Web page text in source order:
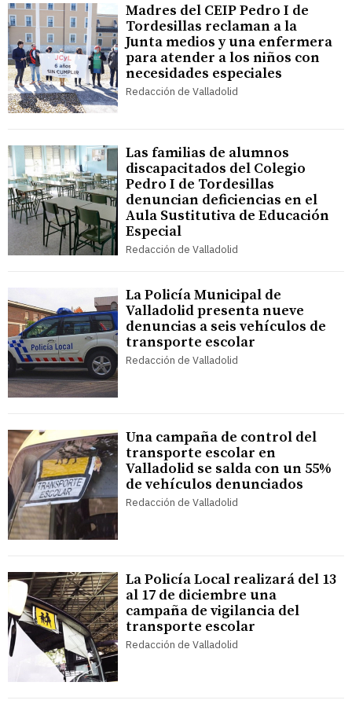
Madres del CEIP Pedro I de
Tordesillas reclaman a la
Junta medios y una enfermera
para atender a los niños con
necesidades especiales
Redacción de Valladolid
Las familias de alumnos
discapacitados del Colegio
Pedro I de Tordesillas
denuncian deficiencias en el
Aula Sustitutiva de Educación
Especial
Redacción de Valladolid
La Policía Municipal de
Valladolid presenta nueve
denuncias a seis vehículos de
transporte escolar
Redacción de Valladolid
Una campaña de control del
transporte escolar en
Valladolid se salda con un 55%
de vehículos denunciados
Redacción de Valladolid
La Policía Local realizará del 13
al 17 de diciembre una
campaña de vigilancia del
transporte escolar
Redacción de Valladolid